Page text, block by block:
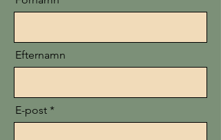
Efternamn
E-post